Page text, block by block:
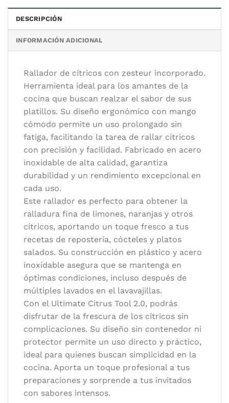
DESCRIPCIÓN
INFORMACIÓN ADICIONAL
Rallador de cítricos con zesteur incorporado.
Herramienta ideal para los amantes de la
cocina que buscan realzar el sabor de sus
platillos. Su diseño ergonómico con mango
cómodo permite un uso prolongado sin
fatiga, facilitando la tarea de rallar cítricos
con precisión y facilidad. Fabricado en acero
inoxidable de alta calidad, garantiza
durabilidad y un rendimiento excepcional en
cada uso.
Este rallador es perfecto para obtener la
ralladura fina de limones, naranjas y otros
cítricos, aportando un toque fresco a tus
recetas de repostería, cócteles y platos
salados. Su construcción en plástico y acero
inoxidable asegura que se mantenga en
óptimas condiciones, incluso después de
múltiples lavados en el lavavajillas.
Con el Ultimate Citrus Tool 2.0, podrás
disfrutar de la frescura de los cítricos sin
complicaciones. Su diseño sin contenedor ni
protector permite un uso directo y práctico,
ideal para quienes buscan simplicidad en la
cocina. Aporta un toque profesional a tus
preparaciones y sorprende a tus invitados
con sabores intensos.